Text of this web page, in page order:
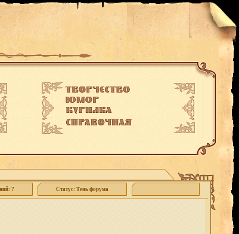
7 Статус: Тень форума